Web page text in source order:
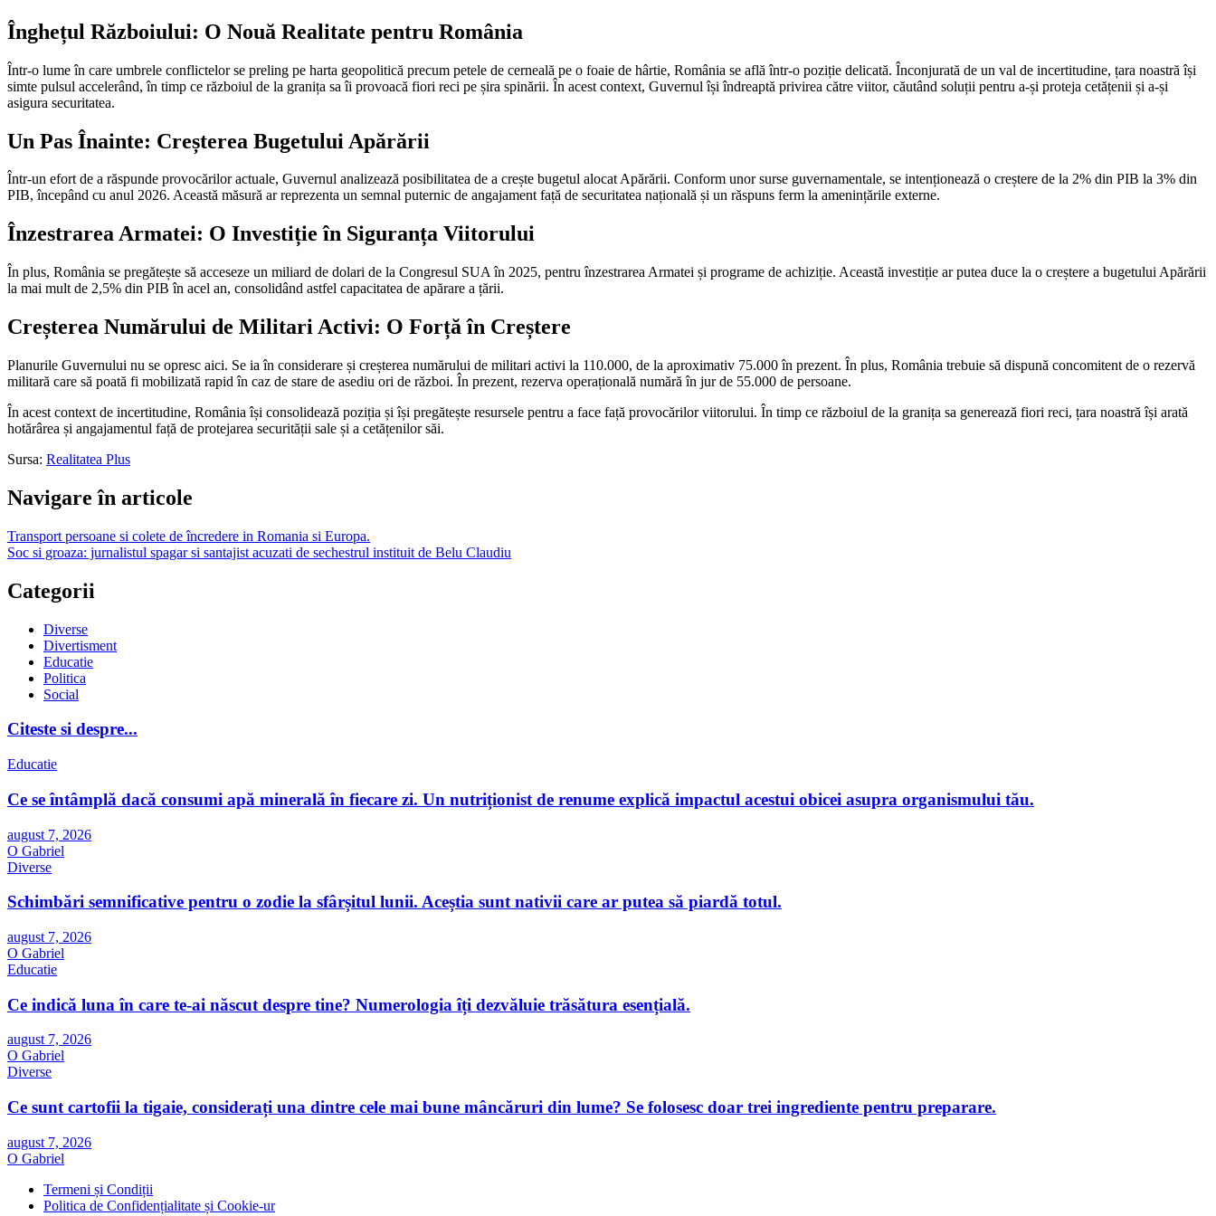
Înghețul Războiului: O Nouă Realitate pentru România
Într-o lume în care umbrele conflictelor se preling pe harta geopolitică precum petele de cerneală pe o foaie de hârtie, România se află într-o poziție delicată. Înconjurată de un val de incertitudine, țara noastră își
simte pulsul accelerând, în timp ce războiul de la granița sa îi provoacă fiori reci pe șira spinării. În acest context, Guvernul își îndreaptă privirea către viitor, căutând soluții pentru a-și proteja cetățenii și a-și
asigura securitatea.
Un Pas Înainte: Creșterea Bugetului Apărării
Într-un efort de a răspunde provocărilor actuale, Guvernul analizează posibilitatea de a crește bugetul alocat Apărării. Conform unor surse guvernamentale, se intenționează o creștere de la 2% din PIB la 3% din
PIB, începând cu anul 2026. Această măsură ar reprezenta un semnal puternic de angajament față de securitatea națională și un răspuns ferm la amenințările externe.
Înzestrarea Armatei: O Investiție în Siguranța Viitorului
În plus, România se pregătește să acceseze un miliard de dolari de la Congresul SUA în 2025, pentru înzestrarea Armatei și programe de achiziție. Această investiție ar putea duce la o creștere a bugetului Apărării
la mai mult de 2,5% din PIB în acel an, consolidând astfel capacitatea de apărare a țării.
Creșterea Numărului de Militari Activi: O Forță în Creștere
Planurile Guvernului nu se opresc aici. Se ia în considerare și creșterea numărului de militari activi la 110.000, de la aproximativ 75.000 în prezent. În plus, România trebuie să dispună concomitent de o rezervă
militară care să poată fi mobilizată rapid în caz de stare de asediu ori de război. În prezent, rezerva operațională numără în jur de 55.000 de persoane.
În acest context de incertitudine, România își consolidează poziția și își pregătește resursele pentru a face față provocărilor viitorului. În timp ce războiul de la granița sa generează fiori reci, țara noastră își arată
hotărârea și angajamentul față de protejarea securității sale și a cetățenilor săi.
Sursa: Realitatea Plus
Navigare în articole
Transport persoane si colete de încredere in Romania si Europa.
Soc si groaza: jurnalistul spagar si santajist acuzati de sechestrul instituit de Belu Claudiu
Categorii
Diverse
Divertisment
Educatie
Politica
Social
Citeste si despre...
Educatie
Ce se întâmplă dacă consumi apă minerală în fiecare zi. Un nutriționist de renume explică impactul acestui obicei asupra organismului tău.
august 7, 2026
O Gabriel
Diverse
Schimbări semnificative pentru o zodie la sfârșitul lunii. Aceștia sunt nativii care ar putea să piardă totul.
august 7, 2026
O Gabriel
Educatie
Ce indică luna în care te-ai născut despre tine? Numerologia îți dezvăluie trăsătura esențială.
august 7, 2026
O Gabriel
Diverse
Ce sunt cartofii la tigaie, considerați una dintre cele mai bune mâncăruri din lume? Se folosesc doar trei ingrediente pentru preparare.
august 7, 2026
O Gabriel
Termeni și Condiții
Politica de Confidențialitate și Cookie-ur